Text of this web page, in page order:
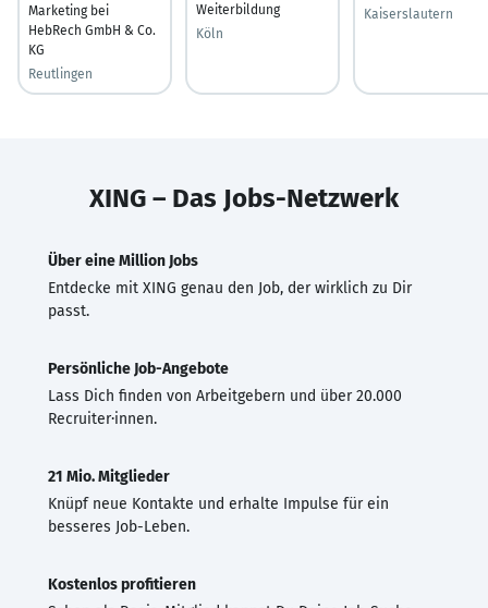
Marketing bei
HebRech GmbH & Co.
KG
Reutlingen
Weiterbildung
Köln
Kaiserslautern
XING – Das Jobs-Netzwerk
Über eine Million Jobs
Entdecke mit XING genau den Job, der wirklich zu Dir
passt.
Persönliche Job-Angebote
Lass Dich finden von Arbeitgebern und über 20.000
Recruiter·innen.
21 Mio. Mitglieder
Knüpf neue Kontakte und erhalte Impulse für ein
besseres Job-Leben.
Kostenlos profitieren